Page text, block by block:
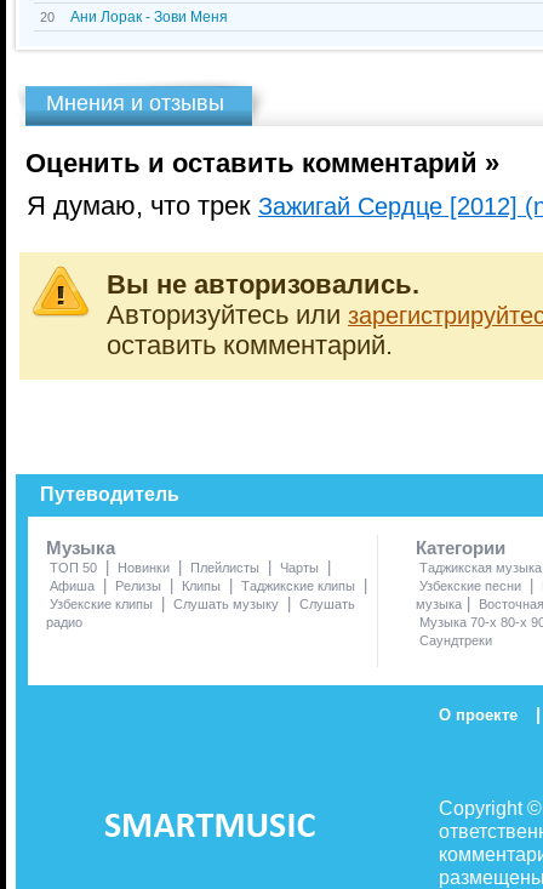
20 Ани Лорак - Зови Меня
Мнения и отзывы
Оценить и оставить комментарий »
Я думаю, что трек Зажигай Сердце [2012]
Вы не авторизовались.
Авторизуйтесь или
оставить комментарий.
Путеводитель
Музыка
ТОП 50 | Новинки | Плейлисты | Чарты |
Афиша | Релизы | Клипы | Таджикские клипы |
Узбекские клипы | Слушать музыку | Слушать
радио
Категории
Таджикская музыка
Узбекские песни
|
музыка |
Музыка 70-х 80-х
Саундтреки
О проекте |
Copyright
размещены